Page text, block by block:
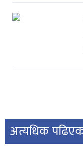
अत्यधिक